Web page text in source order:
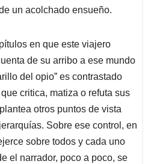
un acolchado ensueño.
en que este viajero
de su arribo a ese mundo
del opio” es contrastado
critica, matiza o refuta sus
otros puntos de vista
Sobre ese control, en
sobre todos y cada uno
el narrador, poco a poco, se